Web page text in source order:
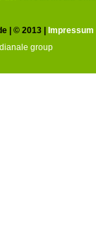
| © 2013 | Impressum
group